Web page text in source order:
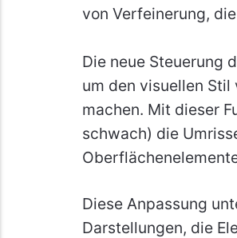
von Verfeinerung,
Die neue Steuerung
um den visuellen Stil
machen. Mit dieser
schwach) die
Diese Anpassung
Darstellungen, die